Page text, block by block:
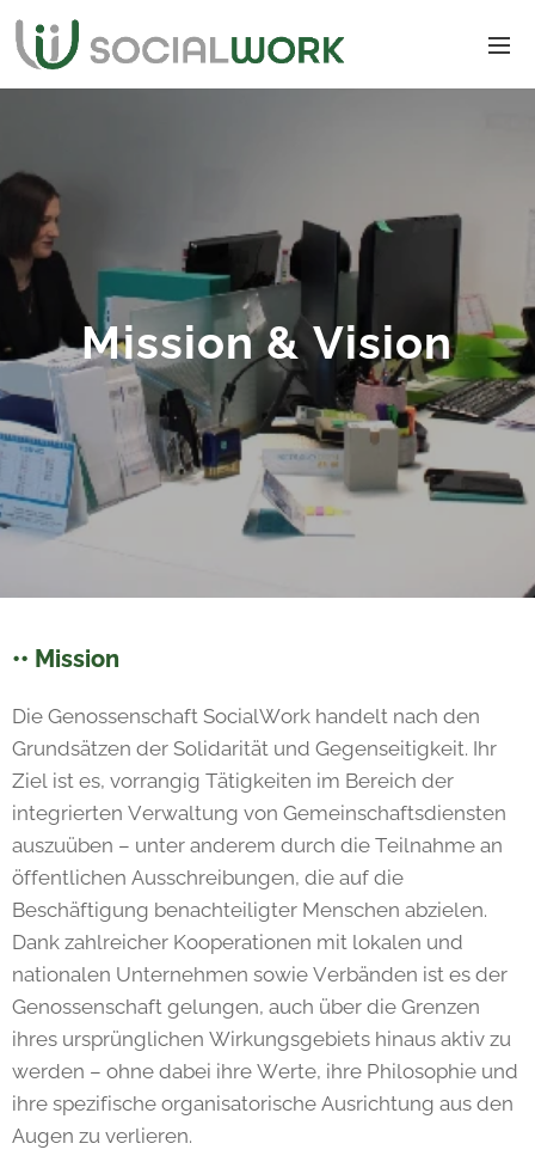
Mission & Vision
•• Mission
Die Genossenschaft SocialWork handelt nach den
Grundsätzen der Solidarität und Gegenseitigkeit. Ihr
Ziel ist es, vorrangig Tätigkeiten im Bereich der
integrierten Verwaltung von Gemeinschaftsdiensten
auszuüben – unter anderem durch die Teilnahme an
öffentlichen Ausschreibungen, die auf die
Beschäftigung benachteiligter Menschen abzielen.
Dank zahlreicher Kooperationen mit lokalen und
nationalen Unternehmen sowie Verbänden ist es der
Genossenschaft gelungen, auch über die Grenzen
ihres ursprünglichen Wirkungsgebiets hinaus aktiv zu
werden – ohne dabei ihre Werte, ihre Philosophie und
ihre spezifische organisatorische Ausrichtung aus den
Augen zu verlieren.